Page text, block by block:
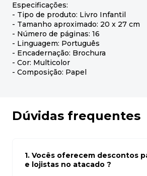
Especificações:
- Tipo de produto: Livro Infantil
- Tamanho aproximado: 20 x 27 cm
- Número de páginas: 16
- Linguagem: Português
- Encadernação: Brochura
- Cor: Multicolor
- Composição: Papel
Dúvidas frequentes
1. Vocês oferecem descontos
e lojistas no atacado ?